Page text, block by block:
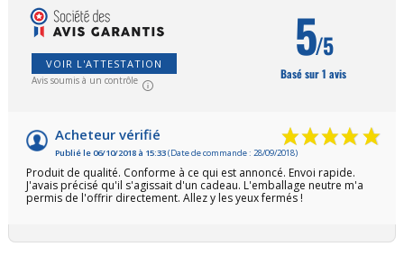
VOIR L'ATTESTATION
Avis soumis à un contrôle
5/5
Basé sur 1 avis
Acheteur vérifié
Publié le 06/10/2018 à 15:33(Date de commande : 28/09/2018)
Produit de qualité. Conforme à ce qui est annoncé. Envoi rapide.
J'avais précisé qu'il s'agissait d'un cadeau. L'emballage neutre m'a
permis de l'offrir directement. Allez y les yeux fermés !